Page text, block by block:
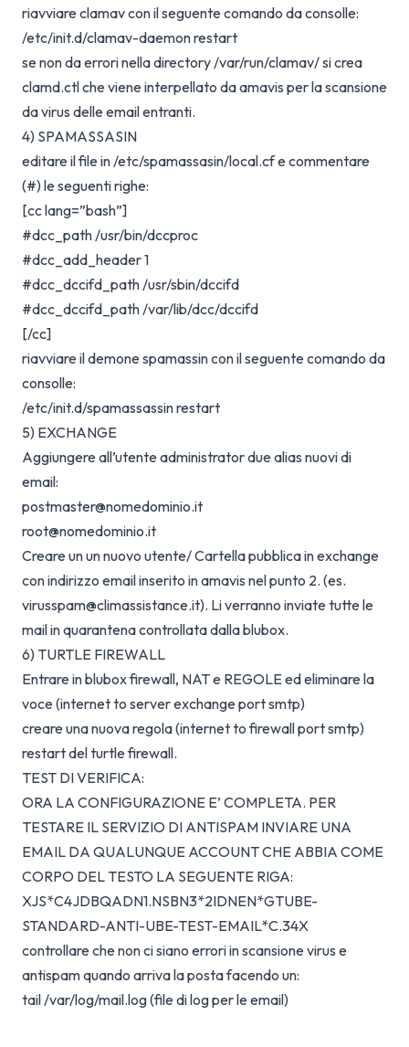
riavviare clamav con il seguente comando da consolle:
/etc/init.d/clamav-daemon restart
se non da errori nella directory /var/run/clamav/ si crea
clamd.ctl che viene interpellato da amavis per la scansione
da virus delle email entranti.
4) SPAMASSASIN
editare il file in /etc/spamassasin/local.cf e commentare
(#) le seguenti righe:
[cc lang=”bash”]
#dcc_path /usr/bin/dccproc
#dcc_add_header 1
#dcc_dccifd_path /usr/sbin/dccifd
#dcc_dccifd_path /var/lib/dcc/dccifd
[/cc]
riavviare il demone spamassin con il seguente comando da
consolle:
/etc/init.d/spamassassin restart
5) EXCHANGE
Aggiungere all’utente administrator due alias nuovi di
email:
postmaster@nomedominio.it
root@nomedominio.it
Creare un un nuovo utente/ Cartella pubblica in exchange
con indirizzo email inserito in amavis nel punto 2. (es.
virusspam@climassistance.it). Li verranno inviate tutte le
mail in quarantena controllata dalla blubox.
6) TURTLE FIREWALL
Entrare in blubox firewall, NAT e REGOLE ed eliminare la
voce (internet to server exchange port smtp)
creare una nuova regola (internet to firewall port smtp)
restart del turtle firewall.
TEST DI VERIFICA:
ORA LA CONFIGURAZIONE E’ COMPLETA. PER
TESTARE IL SERVIZIO DI ANTISPAM INVIARE UNA
EMAIL DA QUALUNQUE ACCOUNT CHE ABBIA COME
CORPO DEL TESTO LA SEGUENTE RIGA:
XJS*C4JDBQADN1.NSBN3*2IDNEN*GTUBE-
STANDARD-ANTI-UBE-TEST-EMAIL*C.34X
controllare che non ci siano errori in scansione virus e
antispam quando arriva la posta facendo un:
tail /var/log/mail.log (file di log per le email)